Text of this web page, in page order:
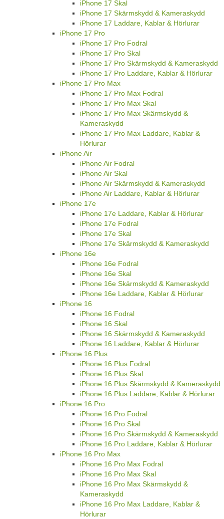
iPhone 17 Skal
iPhone 17 Skärmskydd & Kameraskydd
iPhone 17 Laddare, Kablar & Hörlurar
iPhone 17 Pro
iPhone 17 Pro Fodral
iPhone 17 Pro Skal
iPhone 17 Pro Skärmskydd & Kameraskydd
iPhone 17 Pro Laddare, Kablar & Hörlurar
iPhone 17 Pro Max
iPhone 17 Pro Max Fodral
iPhone 17 Pro Max Skal
iPhone 17 Pro Max Skärmskydd &
Kameraskydd
iPhone 17 Pro Max Laddare, Kablar &
Hörlurar
iPhone Air
iPhone Air Fodral
iPhone Air Skal
iPhone Air Skärmskydd & Kameraskydd
iPhone Air Laddare, Kablar & Hörlurar
iPhone 17e
iPhone 17e Laddare, Kablar & Hörlurar
iPhone 17e Fodral
iPhone 17e Skal
iPhone 17e Skärmskydd & Kameraskydd
iPhone 16e
iPhone 16e Fodral
iPhone 16e Skal
iPhone 16e Skärmskydd & Kameraskydd
iPhone 16e Laddare, Kablar & Hörlurar
iPhone 16
iPhone 16 Fodral
iPhone 16 Skal
iPhone 16 Skärmskydd & Kameraskydd
iPhone 16 Laddare, Kablar & Hörlurar
iPhone 16 Plus
iPhone 16 Plus Fodral
iPhone 16 Plus Skal
iPhone 16 Plus Skärmskydd & Kameraskydd
iPhone 16 Plus Laddare, Kablar & Hörlurar
iPhone 16 Pro
iPhone 16 Pro Fodral
iPhone 16 Pro Skal
iPhone 16 Pro Skärmskydd & Kameraskydd
iPhone 16 Pro Laddare, Kablar & Hörlurar
iPhone 16 Pro Max
iPhone 16 Pro Max Fodral
iPhone 16 Pro Max Skal
iPhone 16 Pro Max Skärmskydd &
Kameraskydd
iPhone 16 Pro Max Laddare, Kablar &
Hörlurar